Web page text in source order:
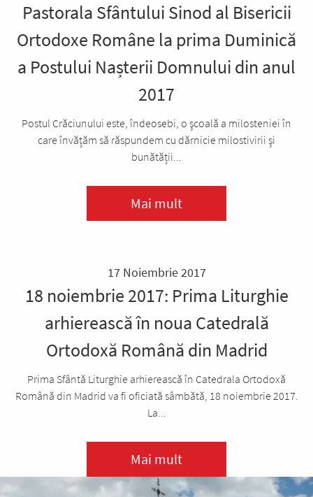
Pastorala Sfântului Sinod al Bisericii
Ortodoxe Române la prima Duminică
a Postului Nașterii Domnului din anul
2017
Postul Crăciunului este, îndeosebi, o şcoală a milosteniei în
care învățăm să răspundem cu dărnicie milostivirii şi
bunătății...
Mai mult
17 Noiembrie 2017
18 noiembrie 2017: Prima Liturghie
arhierească în noua Catedrală
Ortodoxă Română din Madrid
Prima Sfântă Liturghie arhierească în Catedrala Ortodoxă
Română din Madrid va fi oficiată sâmbătă, 18 noiembrie 2017.
La...
Mai mult